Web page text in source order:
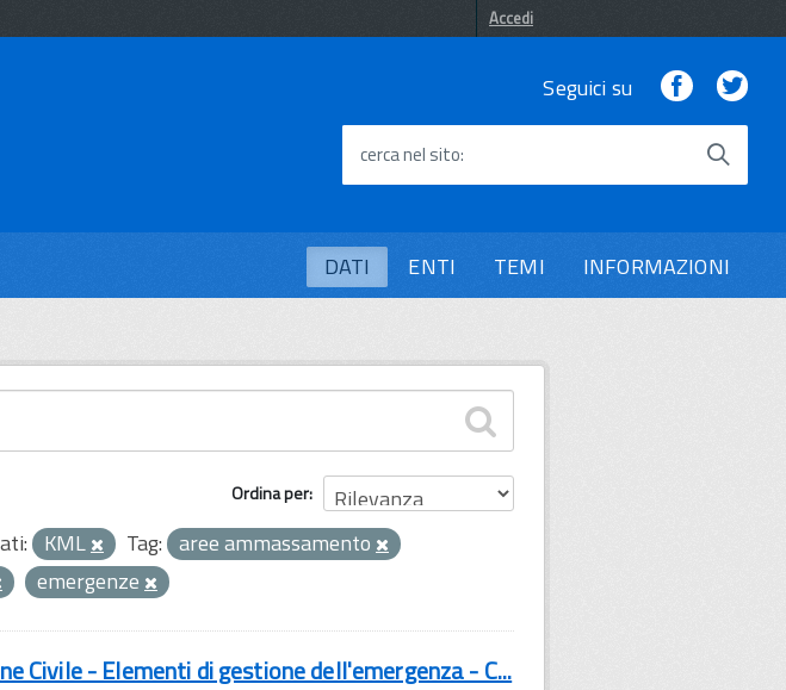
Accedi
Seguici su Facebook
cerca nel sito
DATI ENTI TEMI INFORMAZIONI
Ordina per
KML Tag: aree ammassamento
emergenze
Civile - Elementi di gestione dell'emergenza - C...